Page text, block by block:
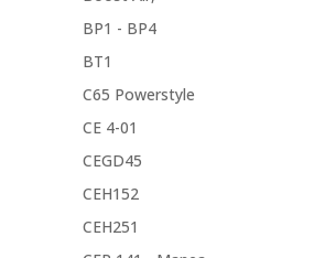
BP1 - BP4
BT1
C65 Powerstyle
CE 4-01
CEGD45
CEH152
CEH251